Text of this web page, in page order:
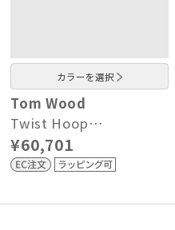
カラーを選択
Tom Wood
Twist Hoop…
¥60,701